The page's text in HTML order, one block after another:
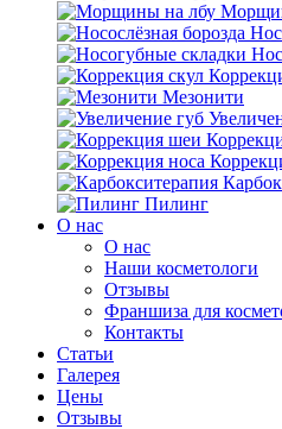
Мезонити
Пилинг
O нас
O нас
Наши косметологи
Отзывы
Франшиза для
Контакты
Статьи
Галерея
Цены
Отзывы